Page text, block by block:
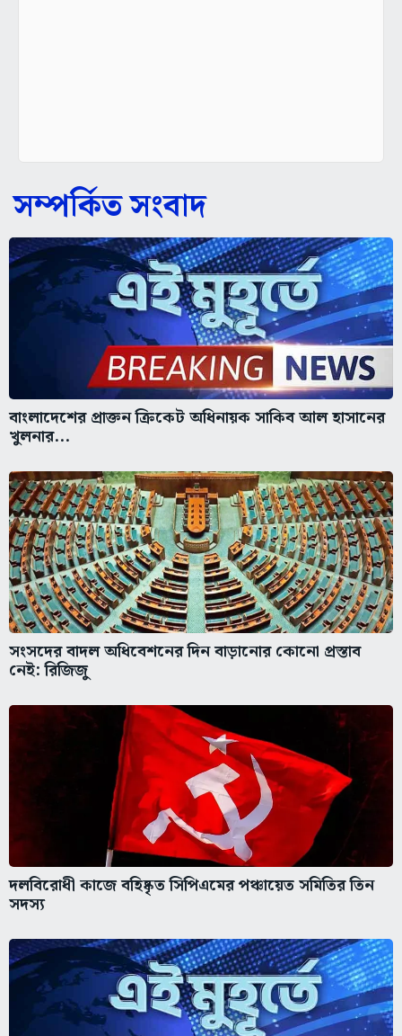
সম্পর্কিত সংবাদ
বাংলাদেশের প্রাক্তন ক্রিকেট অধিনায়ক সাকিব আল হাসানের
খুলনার...
সংসদের বাদল অধিবেশনের দিন বাড়ানোর কোনো প্রস্তাব
নেই: রিজিজু
দলবিরোধী কাজে বহিষ্কৃত সিপিএমের পঞ্চায়েত সমিতির তিন
সদস্য